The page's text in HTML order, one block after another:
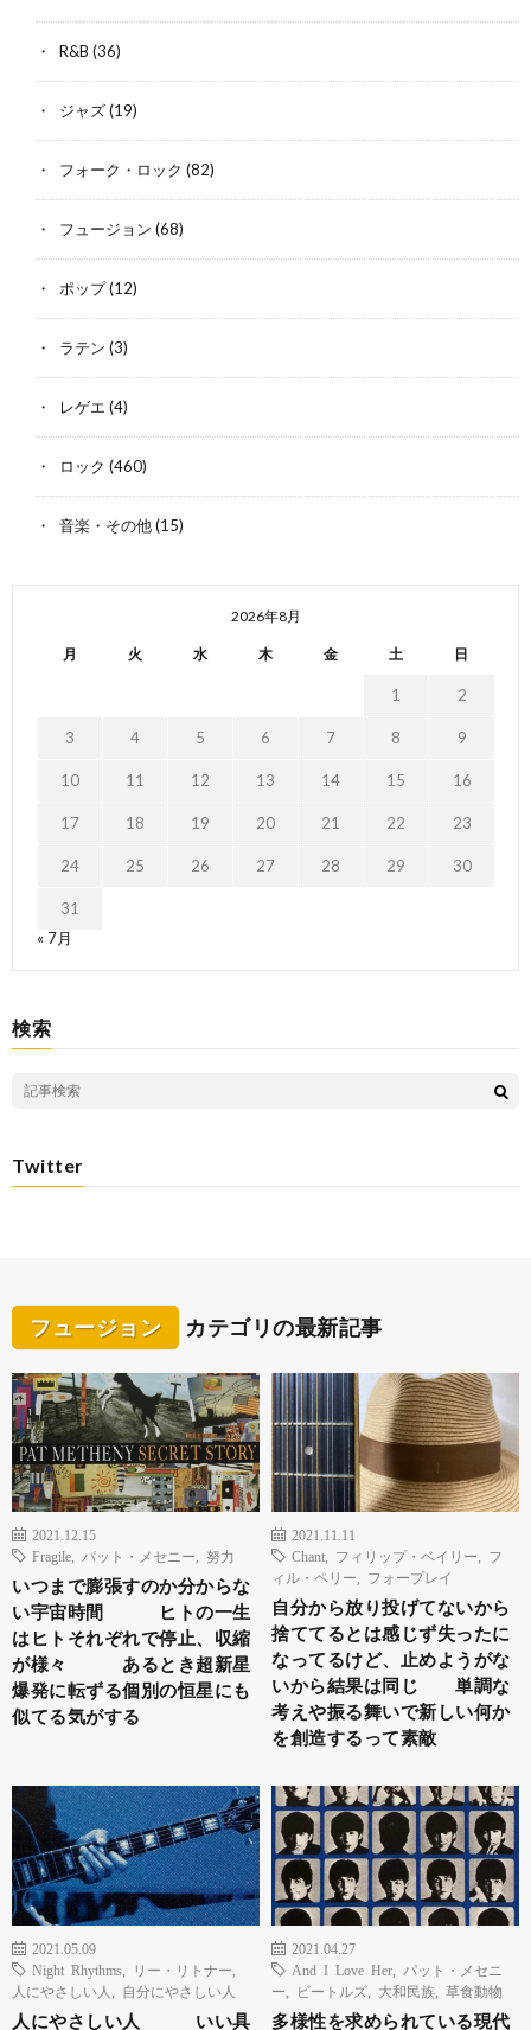
R&B (36)
ジャズ(19)
フォーク・ロック (82)
フュージョン (68)
ポップ(12)
ラテン (3)
レゲエ (4)
ロック (460)
音楽・その他(15)
2026年8月
月 火 水 木 金 土 日
1 2
3 4 5 6 7 8 9
10 11 12 13 14 15 16
17 18 19 20 21 22 23
24 25 26 27 28 29 30
31
« 7月
検索
Twitter
フュージョン カテゴリの最新記事
2021.12.15
Fragile
パット・メセニー 努力
いつまで膨張すのか分からな
い宇宙時間 ヒトの一生
はヒトそれぞれで停止、収縮
が様々 あるとき超新星
爆発に転ずる個別の恒星にも
似てる気がする
2021.11.11
Chant
フィリップ・ベイリー
フ
ィル・ペリー
フォープレイ
自分から放り投げてないから
捨ててるとは感じず失ったに
なってるけど、止めようがな
いから結果は同じ 単調な
考えや振る舞いで新しい何か
を創造するって素敵
2021.05.09
Night Rhythms
リー・リトナー
人にやさしい人
自分にやさしい人
人にやさしい人 いい具
2021.04.27
And I Love Her
パット・メセニ
ー
ビートルズ 大和民族 草食動物
多様性を求められている現代